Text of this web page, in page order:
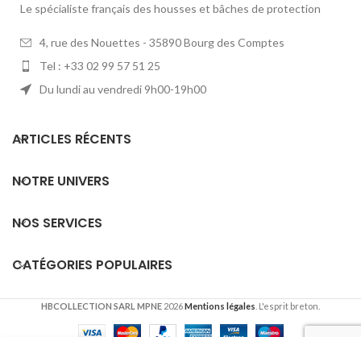
Le spécialiste français des housses et bâches de protection
4, rue des Nouettes - 35890 Bourg des Comptes
Tel : +33 02 99 57 51 25
Du lundi au vendredi 9h00-19h00
ARTICLES RÉCENTS
NOTRE UNIVERS
NOS SERVICES
CATÉGORIES POPULAIRES
HBCOLLECTION SARL MPNE 2026Mentions légales . L'esprit breton.